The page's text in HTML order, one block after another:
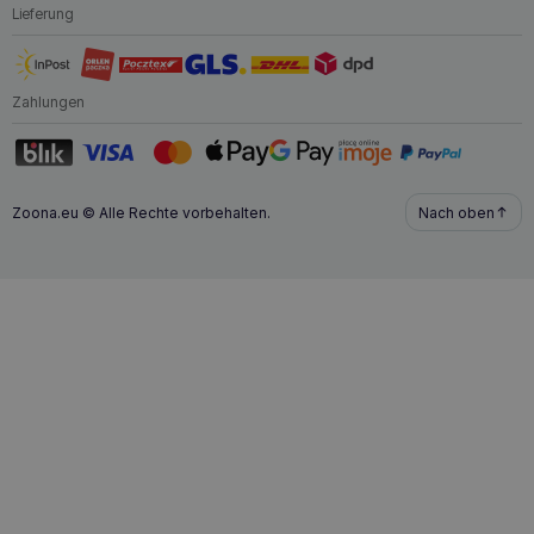
Lieferung
Zahlungen
Zoona.eu © Alle Rechte vorbehalten. Nach oben